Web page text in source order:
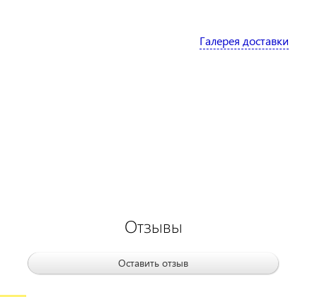
Галерея доставки
Отзывы
Оставить отзыв